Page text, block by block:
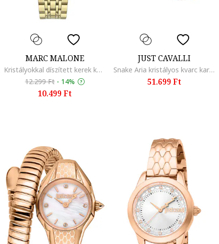
MARC MALONE
Kristályokkal díszített kerek karóra, Aranyszín
12.299 Ft - 14%
10.499 Ft
JUST CAVALLI
Snake Aria kristályos kvarc karóra, Aranyszín
51.699 Ft